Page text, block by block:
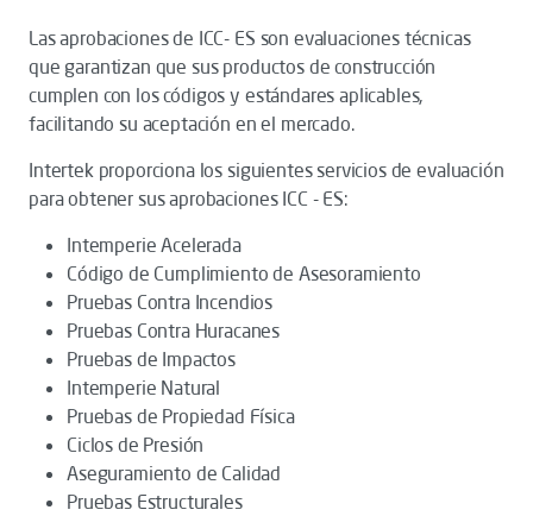
Las aprobaciones de ICC- ES son evaluaciones técnicas
que garantizan que sus productos de construcción
cumplen con los códigos y estándares aplicables,
facilitando su aceptación en el mercado.
Intertek proporciona los siguientes servicios de evaluación
para obtener sus aprobaciones ICC - ES:
Intemperie Acelerada
Código de Cumplimiento de Asesoramiento
Pruebas Contra Incendios
Pruebas Contra Huracanes
Pruebas de Impactos
Intemperie Natural
Pruebas de Propiedad Física
Ciclos de Presión
Aseguramiento de Calidad
Pruebas Estructurales